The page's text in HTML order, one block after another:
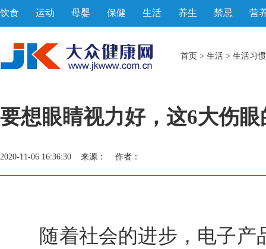
饮食 运动 母婴 保健 生活 养生 禁忌 营
首页 > 生活 > 生活习惯
要想眼睛视力好，这6大伤
2020-11-06 16:36:30 来源： 作者：
随着社会的进步，电子产